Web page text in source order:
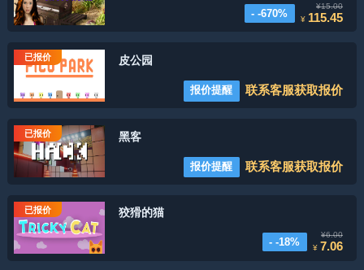
- -670%
¥15.00
¥ 115.45
已报价 皮公园
报价提醒 联系客服获取报价
已报价 黑客
报价提醒 联系客服获取报价
已报价 狡猾的猫
- -18%
¥6.00
¥ 7.06